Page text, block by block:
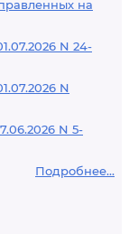
на
N 24-
N
N 5-
Подробнее...